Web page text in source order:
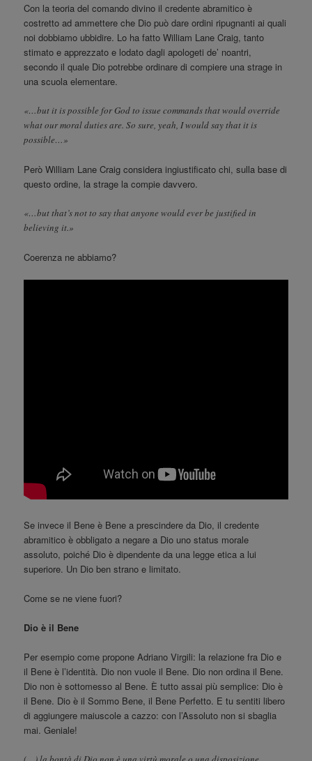
Con la teoria del comando divino il credente abramitico è
costretto ad ammettere che Dio può dare ordini ripugnanti ai quali
noi dobbiamo ubbidire. Lo ha fatto William Lane Craig, tanto
stimato e apprezzato e lodato dagli apologeti de’ noantri,
secondo il quale Dio potrebbe ordinare di compiere una strage in
una scuola elementare.
«…but it is possible for God to issue commands that would override
what our moral duties are. So sure, yeah, I would say that it is
possible…»
Però William Lane Craig considera ingiustificato chi, sulla base di
questo ordine, la strage la compie davvero.
«…but that’s not to say that anyone would ever be justified in
believing it.»
Coerenza ne abbiamo?
Se invece il Bene è Bene a prescindere da Dio, il credente
abramitico è obbligato a negare a Dio uno status morale
assoluto, poiché Dio è dipendente da una legge etica a lui
superiore. Un Dio ben strano e limitato.
Come se ne viene fuori?
Dio è il Bene
Per esempio come propone Adriano Virgili: la relazione fra Dio e
il Bene è l’identità. Dio non vuole il Bene. Dio non ordina il Bene.
Dio non è sottomesso al Bene. È tutto assai più semplice: Dio è
il Bene. Dio è il Sommo Bene, il Bene Perfetto. E tu sentiti libero
di aggiungere maiuscole a cazzo: con l’Assoluto non si sbaglia
mai. Geniale!